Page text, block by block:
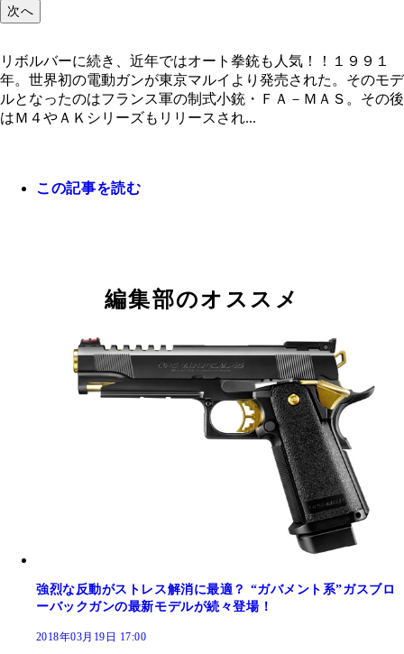
次へ
リボルバーに続き、近年ではオート拳銃も人気！！１９９１
年。世界初の電動ガンが東京マルイより発売された。そのモデ
ルとなったのはフランス軍の制式小銃・ＦＡ－ＭＡＳ。その後
はＭ４やＡＫシリーズもリリースされ...
この記事を読む
編集部のオススメ
強烈な反動がストレス解消に最適？ “ガバメント系”ガスブロ
ーバックガンの最新モデルが続々登場！
2018年03月19日 17:00